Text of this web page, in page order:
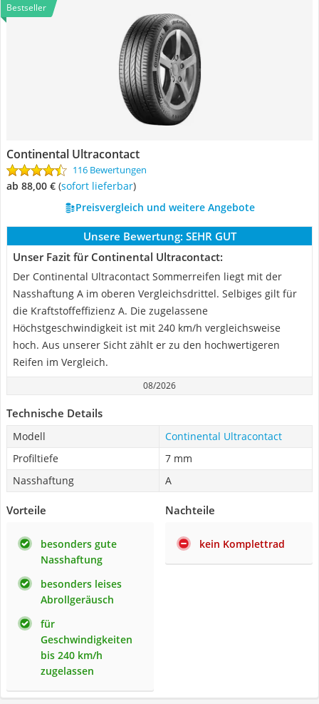
Bestseller
Continental Ultracontact
116 Bewertungen
ab 88,00 € ( Sofort lieferbar)
Preisvergleich und weitere Angebote
Unsere Bewertung: SEHR GUT
Unser Fazit für Continental Ultracontact:
Der Continental Ultracontact Sommerreifen liegt mit der
Nasshaftung A im oberen Vergleichsdrittel. Selbiges gilt für
die Kraftstoffeffizienz A. Die zugelassene
Höchstgeschwindigkeit ist mit 240 km/h vergleichsweise
hoch. Aus unserer Sicht zählt er zu den hochwertigeren
Reifen im Vergleich.
08/2026
Technische Details
Modell
Continental Ultracontact
Profiltiefe
7 mm
Nasshaftung
A
Vorteile
besonders gute
Nasshaftung
besonders leises
Abrollgeräusch
für
Geschwindigkeiten
bis 240 km/h
zugelassen
Nachteile
kein Komplettrad